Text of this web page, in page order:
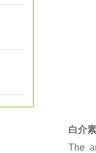
白介
The